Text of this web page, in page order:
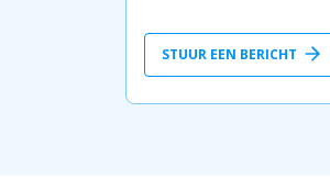
STUUR EEN BERICHT